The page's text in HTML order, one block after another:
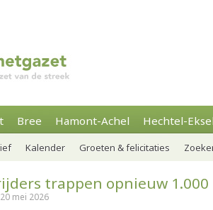
Bree Hamont-Achel Hechtel-
Kalender Groeten & felicitaties
trappen opnieuw
mei 2026